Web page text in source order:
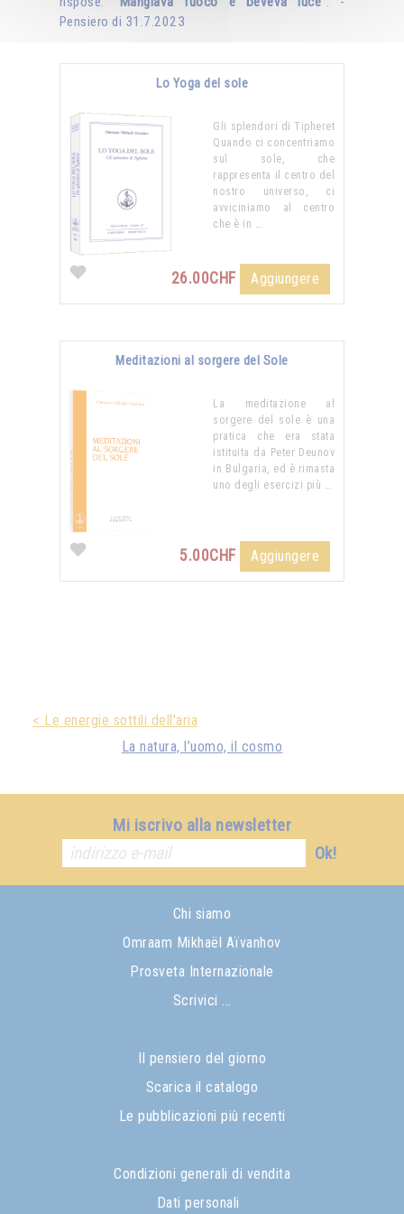
Pensiero di 31.7.2023
Lo Yoga del sole
Gli splendori di Tipheret
Quando ci concentriamo
sul sole, che
rappresenta il centro del
nostro universo, ci
avviciniamo al centro
che è in …
26.00CHF Aggiungere
Meditazioni al sorgere del Sole
La meditazione al
sorgere del sole è una
pratica che era stata
istituita da Peter Deunov
in Bulgaria, ed è rimasta
uno degli esercizi più …
5.00CHF Aggiungere
< Le energie sottili dell'aria
La natura, l’uomo, il cosmo
Mi iscrivo alla newsletter
Ok!
Chi siamo
Omraam Mikhaël Aïvanhov
Prosveta Internazionale
Scrivici ...
Il pensiero del giorno
Scarica il catalogo
Le pubblicazioni più recenti
Condizioni generali di vendita
Dati personali